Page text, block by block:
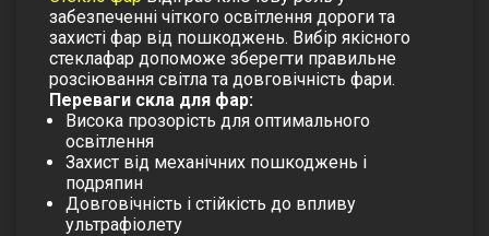
забезпеченні чіткого освітлення дороги та
захисті фар від пошкоджень. Вибір якісного
стеклафар допоможе зберегти правильне
розсіювання світла та довговічність фари.
Переваги скла для фар:
Висока прозорість для оптимального
освітлення
Захист від механічних пошкоджень і
подряпин
Довговічність і стійкість до впливу
ультрафіолету